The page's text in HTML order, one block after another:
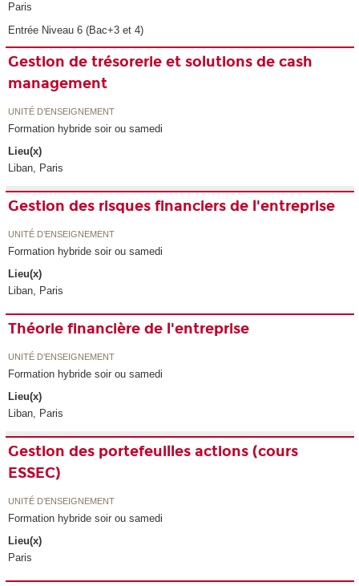
Paris
Entrée Niveau 6 (Bac+3 et 4)
Gestion de trésorerie et solutions de cash
management
UNITÉ D’ENSEIGNEMENT
Formation hybride soir ou samedi
Lieu(x)
Liban, Paris
Gestion des risques financiers de l'entreprise
UNITÉ D’ENSEIGNEMENT
Formation hybride soir ou samedi
Lieu(x)
Liban, Paris
Théorie financière de l'entreprise
UNITÉ D’ENSEIGNEMENT
Formation hybride soir ou samedi
Lieu(x)
Liban, Paris
Gestion des portefeuilles actions (cours
ESSEC)
UNITÉ D’ENSEIGNEMENT
Formation hybride soir ou samedi
Lieu(x)
Paris